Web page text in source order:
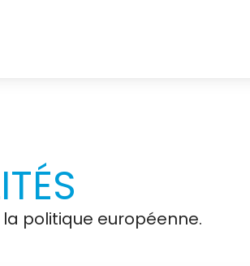
politique européenne.